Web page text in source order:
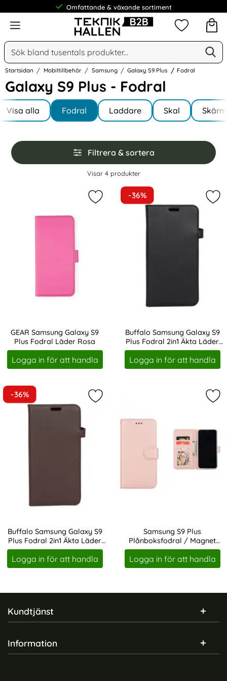
Omfattande & växande sortiment
Meny
Sök
Sök på Narse Group AB
Mina
Startsidan Mobiltillbehör Samsung Galaxy S9 Plus Fodral
Galaxy S9 Plus - Fodral
Hoppa
till
produkter
Underkategorier
Visa alla
I Galaxy S9 PlusFodral Laddare Skal
Hoppa
över
filtersektionen
Filtrera & sortera
Filtrera & sortera
Visar 4 produkter
GEAR Samsung Galaxy S9
Plus Fodral Läder Rosa
Art. nr 208404
Logga in för att handla
Markera gEAR Samsung Galaxy
-36%
Buffalo Samsung Galaxy S9
Plus Fodral 2in1 Äkta Läder
Svart
Art. nr 211614
Logga in för att handla
-36%
Buffalo Samsung Galaxy S9
Plus Fodral 2in1 Äkta Läder
Brun
Art. nr 211616
Logga in för att handla
Markera buffalo Samsung Galaxy
Samsung S9 Plus
Plånboksfodral / Magnet
Skal 2in1 - Roséguld
Art. nr 223354
Logga in för att handla
Sidfot Blandad info och länkar
Kundtjänst
Information